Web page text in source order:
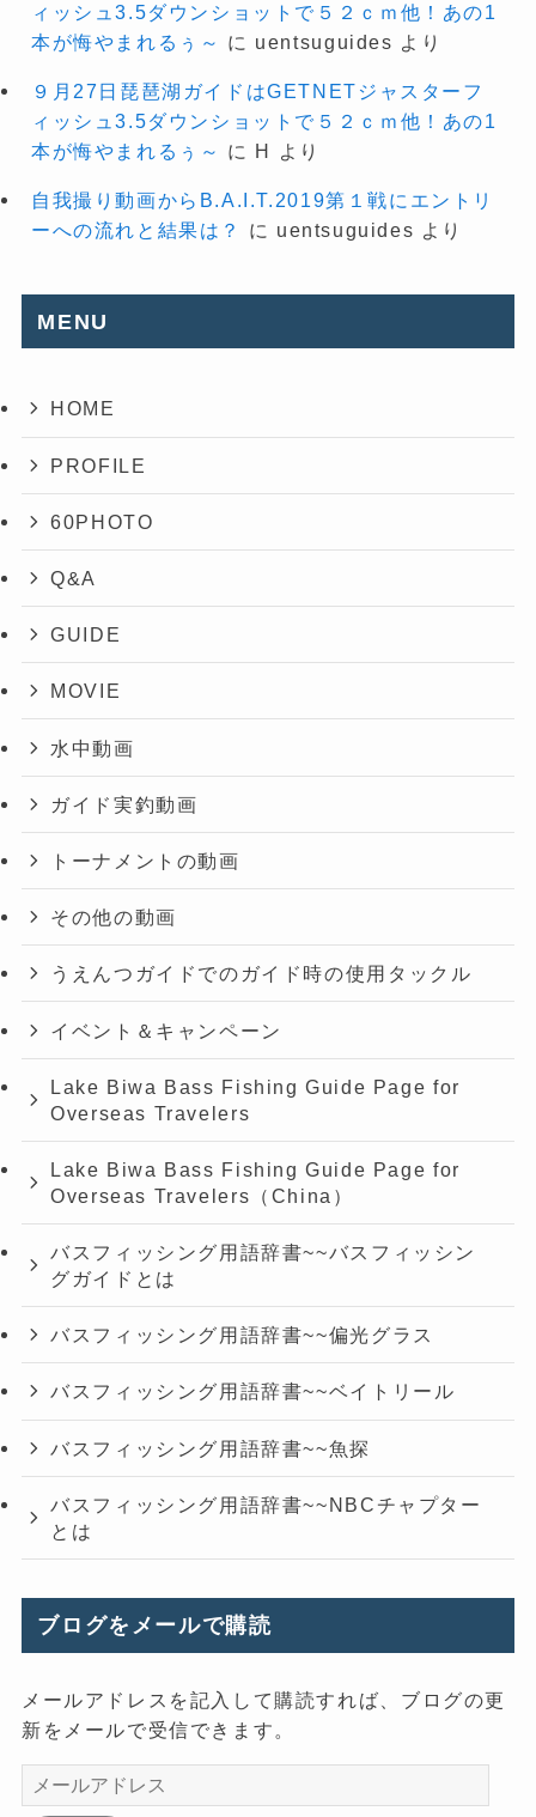
ィッシュ3.5ダウンショットで５２ｃｍ他！あの1
本が悔やまれるぅ～
に uentsuguides より
９月27日琵琶湖ガイドはGETNETジャスターフ
ィッシュ3.5ダウンショットで５２ｃｍ他！あの1
本が悔やまれるぅ～
に H より
自我撮り動画からB.A.I.T.2019第１戦にエントリ
ーへの流れと結果は？
に uentsuguides より
MENU
HOME
PROFILE
60PHOTO
Q&A
GUIDE
MOVIE
水中動画
ガイド実釣動画
トーナメントの動画
その他の動画
うえんつガイドでのガイド時の使用タックル
イベント＆キャンペーン
Lake Biwa Bass Fishing Guide Page for
Overseas Travelers
Lake Biwa Bass Fishing Guide Page for
Overseas Travelers（China）
バスフィッシング用語辞書~~バスフィッシン
グガイドとは
バスフィッシング用語辞書~~偏光グラス
バスフィッシング用語辞書~~ベイトリール
バスフィッシング用語辞書~~魚探
バスフィッシング用語辞書~~NBCチャプター
とは
ブログをメールで購読
メールアドレスを記入して購読すれば、ブログの更
新をメールで受信できます。
メ
ー